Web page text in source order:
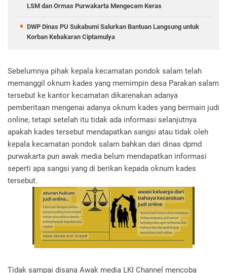
LSM dan Ormas Purwakarta Mengecam Keras
DWP Dinas PU Sukabumi Salurkan Bantuan Langsung untuk
Korban Kebakaran Ciptamulya
Sebelumnya pihak kepala kecamatan pondok salam telah
memanggil oknum kades yang memimpin desa Parakan salam
tersebut ke kantor kecamatan dikarenakan adanya
pemberitaan mengenai adanya oknum kades yang bermain judi
online, tetapi setelah itu tidak ada informasi selanjutnya
apakah kades tersebut mendapatkan sangsi atau tidak oleh
kepala kecamatan pondok salam bahkan dari dinas dpmd
purwakarta pun awak media belum mendapatkan informasi
seperti apa sangsi yang di berikan kepada oknum kades
tersebut.
Tidak sampai disana Awak media LKI Channel mencoba